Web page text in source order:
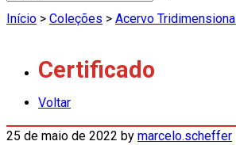
Início > Coleções > Acervo Tridimensional
Certificado
Voltar
25 de maio de 2022 by marcelo.scheffer